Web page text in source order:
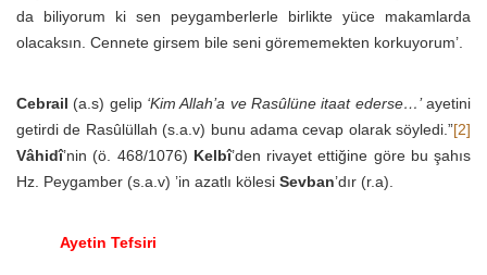
da biliyorum ki sen peygamberlerle birlikte yüce makamlarda
olacaksın. Cennete girsem bile seni görememekten korkuyorum’.
Cebrail (a.s) gelip ‘Kim Allah’a ve Rasûlüne itaat ederse…’ayetini
getirdi de Rasûlüllah (s.a.v) bunu adama cevap olarak söyledi.”[2]
Vâhidî’nin (ö. 468/1076) Kelbî’den rivayet ettiğine göre bu şahıs
Hz. Peygamber (s.a.v) ’in azatlı kölesi Sevban’dır (r.a).
Ayetin Tefsiri